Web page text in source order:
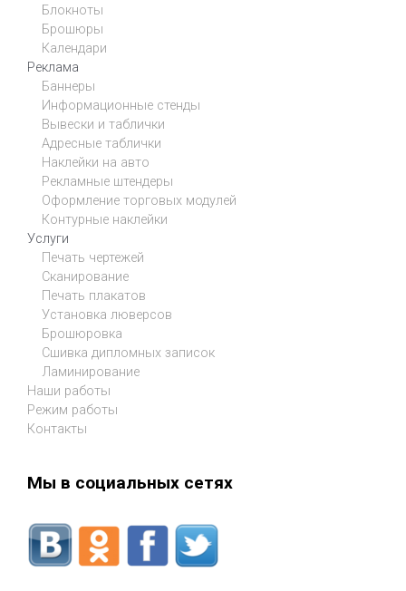
Блокноты
Брошюры
Календари
Реклама
Баннеры
Информационные стенды
Вывески и таблички
Адресные таблички
Наклейки на авто
Рекламные штендеры
Оформление торговых модулей
Контурные наклейки
Услуги
Печать чертежей
Сканирование
Печать плакатов
Установка люверсов
Брошюровка
Сшивка дипломных записок
Ламинирование
Наши работы
Режим работы
Контакты
Мы в социальных сетях